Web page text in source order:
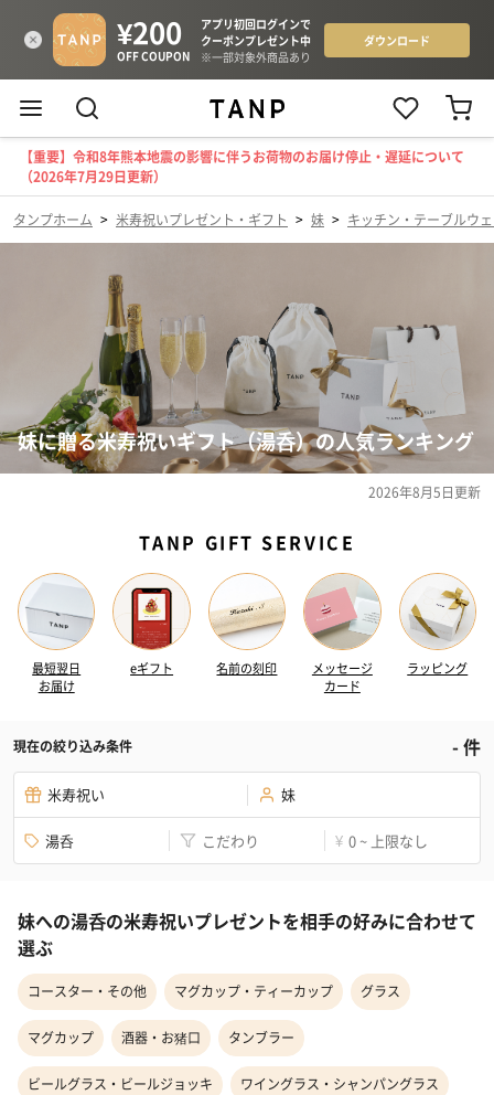
【重要】令和8年熊本地震の影響に伴うお荷物のお届け停止・遅延について
（2026年7月29日更新）
タンプホーム > 米寿祝いプレゼント・ギフト > 妹 > キッチン・テーブルウ
妹に贈る米寿祝いギフト（湯呑）の人気ランキング
2026年8月5日更新
TANP GIFT SERVICE
最短翌日
お届け
eギフト 名前の刻印
メッセージ
カード
ラッピング
現在の絞り込み条件 -件
米寿祝い 妹
湯呑 こだわり ¥ 0 ~ 上限なし
妹への湯呑の米寿祝いプレゼントを相手の好みに合わせて
選ぶ
コースター・その他 マグカップ・ティーカップ グラス
マグカップ 酒器・お猪口 タンブラー
ビールグラス・ビールジョッキ ワイングラス・シャンパングラス